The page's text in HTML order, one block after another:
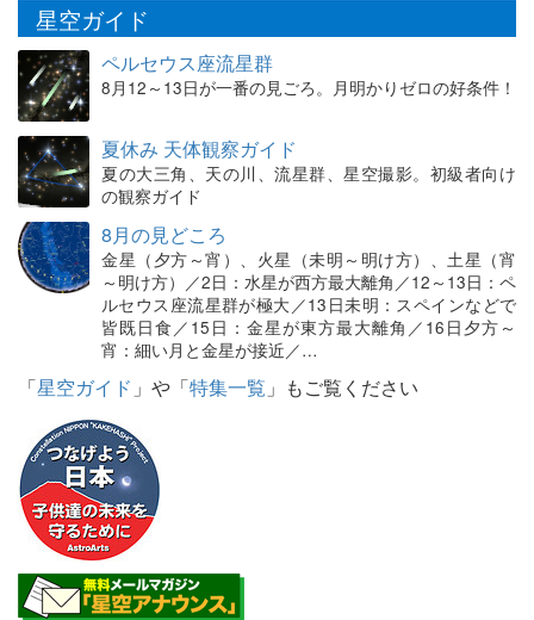
星空ガイド
ペルセウス座流星群
8月12～13日が一番の見ごろ。月明かりゼロの好条件！
夏休み 天体観察ガイド
夏の大三角、天の川、流星群、星空撮影。初級者向け
の観察ガイド
8月の見どころ
金星（夕方～宵）、火星（未明～明け方）、土星（宵
～明け方）／2日：水星が西方最大離角／12～13日：ペ
ルセウス座流星群が極大／13日未明：スペインなどで
皆既日食／15日：金星が東方最大離角／16日夕方～
宵：細い月と金星が接近／…
「星空ガイド 」や「特集一覧 」もご覧ください